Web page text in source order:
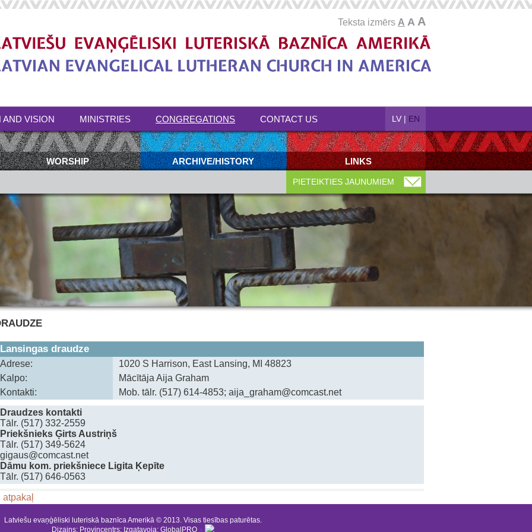
Teksta izmērs A A A
AND VISION MINISTRIES CONGREGATIONS CONTACT US LV | EN
WORSHIP ARCHIVE/HISTORY LINKS
PIETEIKTIES JAUNUMIEM
Lansingas draudze
Adrese:
1020 S Harrison, East Lansing, MI 48823
Kalpo:
‍Mācītāja Aija Graham
Kontakti:
Mob. tālr. (517) 614-4853; ‍aija_graham@comcast.net
Draudzes kontakti
‍Tālr. (517) 332-2559
Priekšnieks Ģirts Austriņš
‍Tālr. (517) 349-5624
‍gigaus@comcast.net
Dāmu kom. priekšniece Ligita Ķepīte
‍Tālr. (517) 646-0563
atpakaļ
Latviešu evaņģēliski luteriskā baznīca Amerikā © 2013. Visas tiesības paturētas.
Dizains: Provincentrs; Izgatavoja: GlobalPRO »